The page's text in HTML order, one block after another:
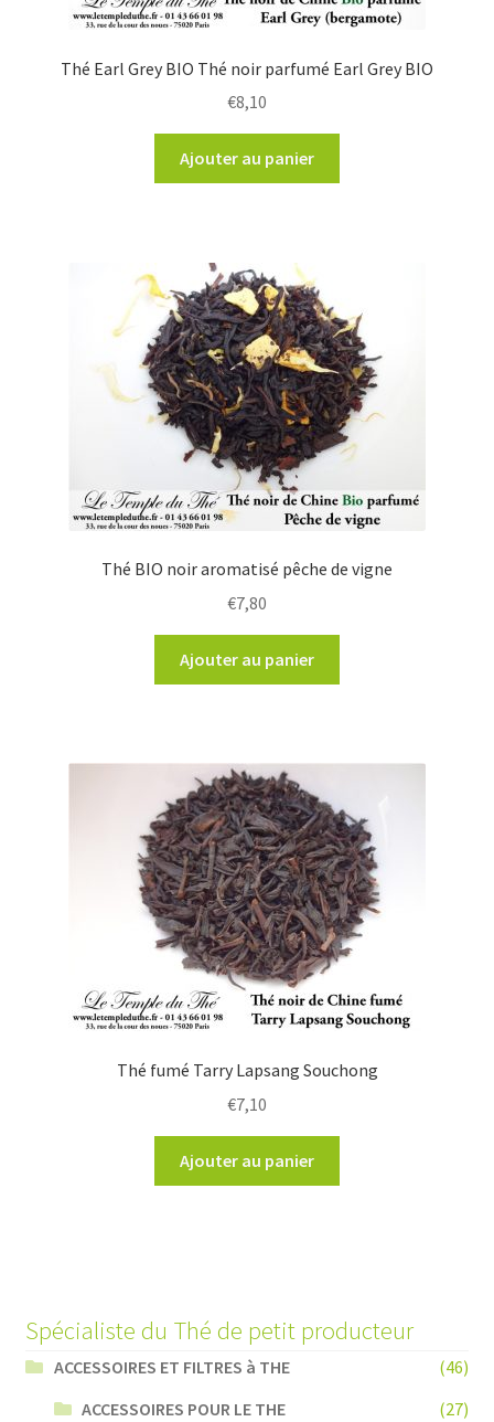
Thé Earl Grey BIO Thé noir parfumé Earl Grey BIO
€8,10
Ajouter au panier
Thé BIO noir aromatisé pêche de vigne
€7,80
Ajouter au panier
Thé fumé Tarry Lapsang Souchong
€7,10
Ajouter au panier
Spécialiste du Thé de petit producteur
ACCESSOIRES ET FILTRES à THE
(46)
ACCESSOIRES POUR LE THE
(27)